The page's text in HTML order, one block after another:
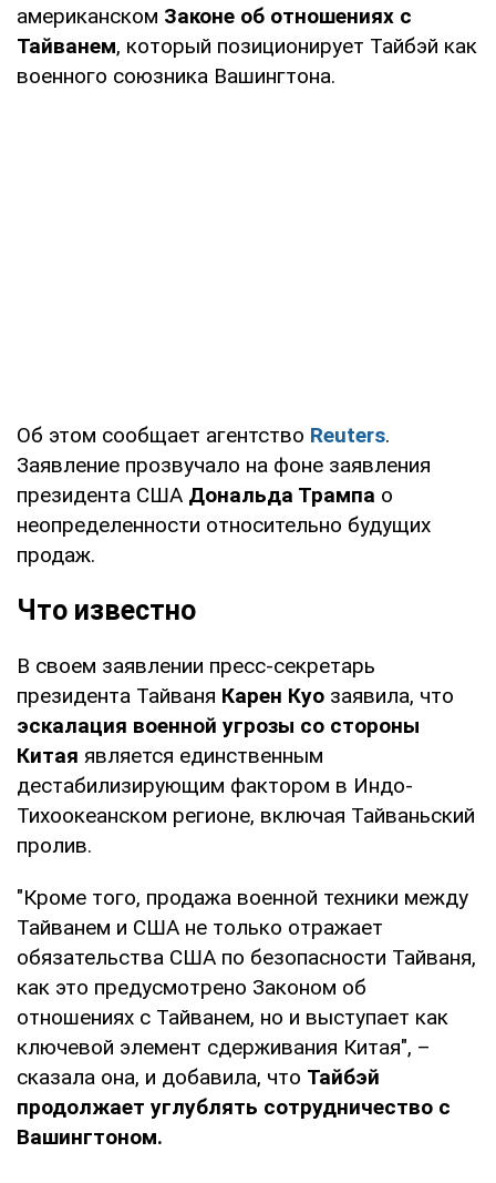
американском Законе об отношениях с
Тайванем, который позиционирует Тайбэй как
военного союзника Вашингтона.
Об этом сообщает агентство Reuters.
Заявление прозвучало на фоне заявления
президента США Дональда Трампа о
неопределенности относительно будущих
продаж.
Что известно
В своем заявлении пресс-секретарь
президента Тайваня Карен Куо заявила, что
эскалация военной угрозы со стороны
Китая является единственным
дестабилизирующим фактором в Индо-
Тихоокеанском регионе, включая Тайваньский
пролив.
"Кроме того, продажа военной техники между
Тайванем и США не только отражает
обязательства США по безопасности Тайваня,
как это предусмотрено Законом об
отношениях с Тайванем, но и выступает как
ключевой элемент сдерживания Китая", –
сказала она, и добавила, что Тайбэй
продолжает углублять сотрудничество с
Вашингтоном.